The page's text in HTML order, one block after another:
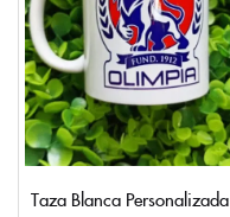
Taza Blanca Personalizada